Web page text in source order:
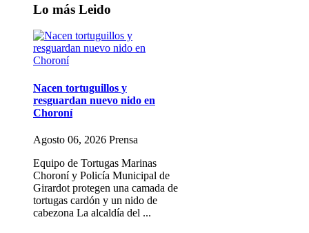
Lo más Leido
Nacen tortuguillos y
resguardan nuevo nido en
Choroní
Agosto 06, 2026 Prensa
Equipo de Tortugas Marinas
Choroní y Policía Municipal de
Girardot protegen una camada de
tortugas cardón y un nido de
cabezona La alcaldía del ...